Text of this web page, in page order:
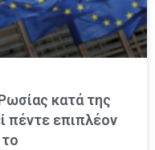
κατά της
πέντε επιπλέον